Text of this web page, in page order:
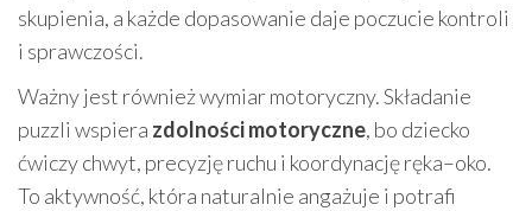
skupienia, a każde dopasowanie daje poczucie kontroli
i sprawczości.
Ważny jest również wymiar motoryczny. Składanie
puzzli wspiera zdolności motoryczne, bo dziecko
ćwiczy chwyt, precyzję ruchu i koordynację ręka–oko.
To aktywność, która naturalnie angażuje i potrafi